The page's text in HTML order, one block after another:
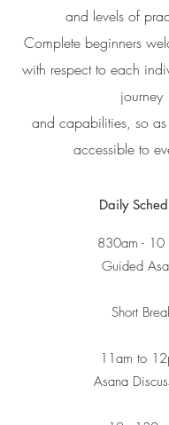
and levels of
Complete beginners
with respect to each
journey
and capabilities, so
accessible to
Daily
830am - 10
Guided
Short
11am to
Asana